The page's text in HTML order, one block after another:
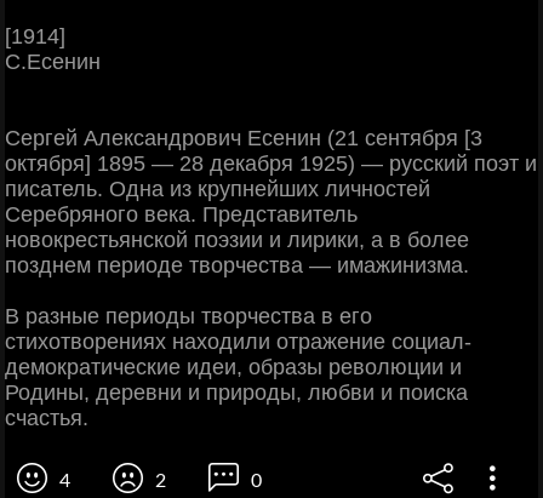
[1914]
С.Есенин
Сергей Александрович Есенин (21 сентября [3
октября] 1895 — 28 декабря 1925) — русский поэт и
писатель. Одна из крупнейших личностей
Серебряного века. Представитель
новокрестьянской поэзии и лирики, а в более
позднем периоде творчества — имажинизма.
В разные периоды творчества в его
стихотворениях находили отражение социал-
демократические идеи, образы революции и
Родины, деревни и природы, любви и поиска
счастья.
4 2 0